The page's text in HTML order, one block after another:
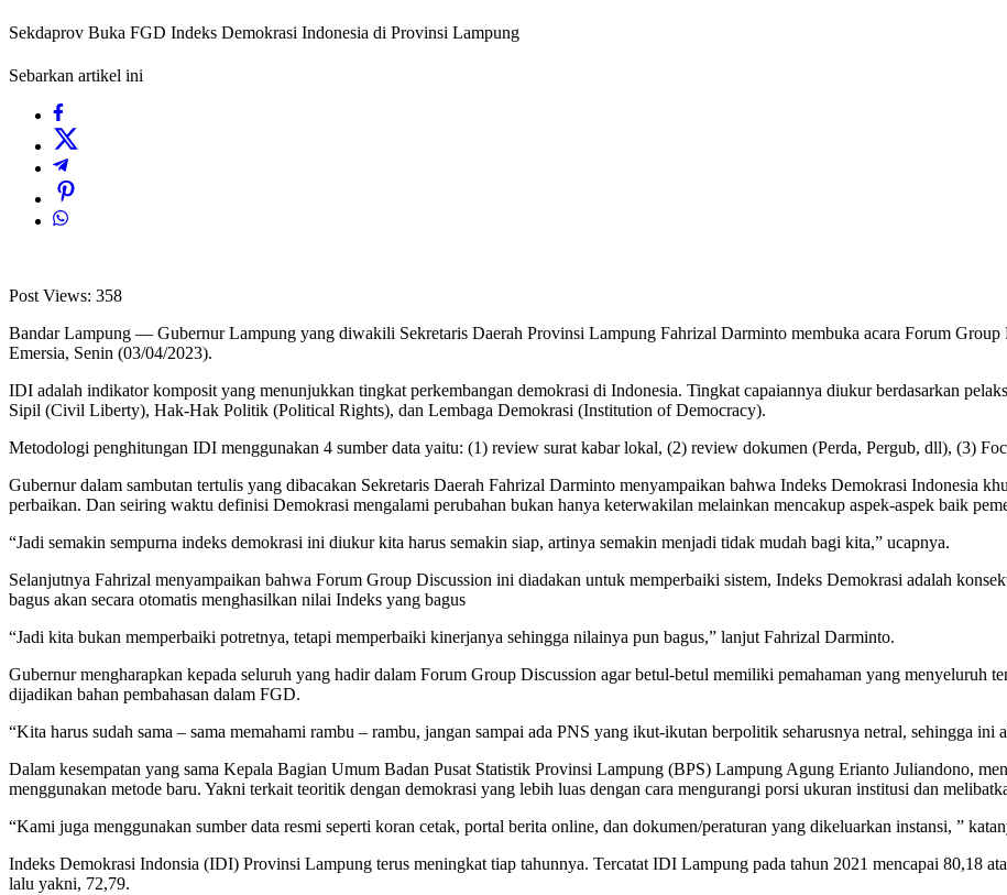
Sekdaprov Buka FGD Indeks Demokrasi Indonesia di Provinsi Lampung
Sebarkan artikel ini
Post Views: 358
Bandar Lampung — Gubernur Lampung yang diwakili Sekretaris Daerah Provinsi Lampung Fahrizal Darminto membuka acara Forum
Emersia, Senin (03/04/2023).
IDI adalah indikator komposit yang menunjukkan tingkat perkembangan demokrasi di Indonesia. Tingkat capaiannya diukur berdasarkan
Sipil (Civil Liberty), Hak-Hak Politik (Political Rights), dan Lembaga Demokrasi (Institution of Democracy).
Metodologi penghitungan IDI menggunakan 4 sumber data yaitu: (1) review surat kabar lokal, (2) review dokumen (Perda, Pergub, dll), (3)
Gubernur dalam sambutan tertulis yang dibacakan Sekretaris Daerah Fahrizal Darminto menyampaikan bahwa Indeks Demokrasi Indonesia
perbaikan. Dan seiring waktu definisi Demokrasi mengalami perubahan bukan hanya keterwakilan melainkan mencakup aspek-aspek baik
“Jadi semakin sempurna indeks demokrasi ini diukur kita harus semakin siap, artinya semakin menjadi tidak mudah bagi kita,” ucapnya.
Selanjutnya Fahrizal menyampaikan bahwa Forum Group Discussion ini diadakan untuk memperbaiki sistem, Indeks Demokrasi adalah
bagus akan secara otomatis menghasilkan nilai Indeks yang bagus
“Jadi kita bukan memperbaiki potretnya, tetapi memperbaiki kinerjanya sehingga nilainya pun bagus,” lanjut Fahrizal Darminto.
Gubernur mengharapkan kepada seluruh yang hadir dalam Forum Group Discussion agar betul-betul memiliki pemahaman yang menyeluruh
dijadikan bahan pembahasan dalam FGD.
“Kita harus sudah sama – sama memahami rambu – rambu, jangan sampai ada PNS yang ikut-ikutan berpolitik seharusnya netral, sehingga
Dalam kesempatan yang sama Kepala Bagian Umum Badan Pusat Statistik Provinsi Lampung (BPS) Lampung Agung Erianto Juliandono,
menggunakan metode baru. Yakni terkait teoritik dengan demokrasi yang lebih luas dengan cara mengurangi porsi ukuran institusi dan
“Kami juga menggunakan sumber data resmi seperti koran cetak, portal berita online, dan dokumen/peraturan yang dikeluarkan instansi, ”
Indeks Demokrasi Indonsia (IDI) Provinsi Lampung terus meningkat tiap tahunnya. Tercatat IDI Lampung pada tahun 2021 mencapai 80,18
lalu yakni, 72,79.